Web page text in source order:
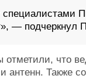
— подчеркнул
что
антенн. Также